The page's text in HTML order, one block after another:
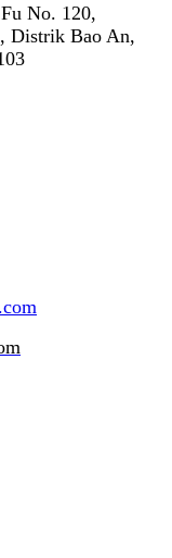
No. 120,
Distrik Bao An,